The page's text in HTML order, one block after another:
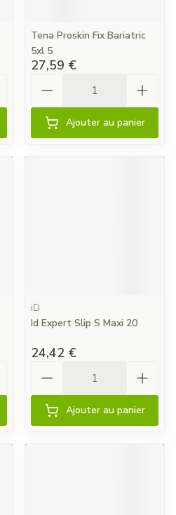
Tena Proskin Fix Bariatric
5xl 5
27,59 €
Ajouter au panier
iD
Id Expert Slip S Maxi 20
24,42 €
Ajouter au panier